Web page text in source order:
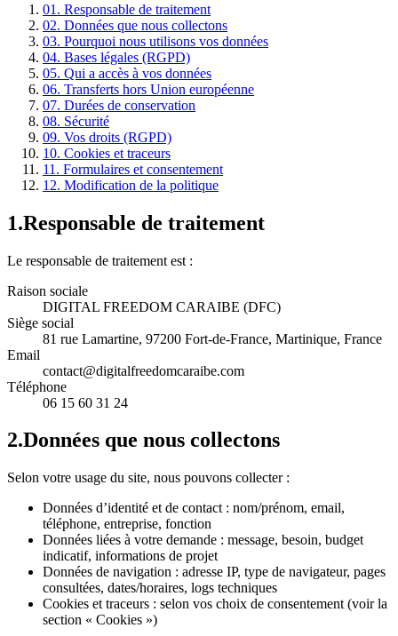
01 . Responsable de traitement
02. Données que nous collectons
03. Pourquoi nous utilisons vos données
04. Bases légales (RGPD)
05. Qui a accès à vos données
06. Transferts hors Union européenne
07. Durées de conservation
08. Sécurité
09. Vos droits (RGPD)
10. Cookies et traceurs
11 . Formulaires et consentement
12. Modification de la politique
1.Responsable de traitement
Le responsable de traitement est :
Raison sociale
DIGITAL FREEDOM CARAIBE (DFC)
Siège social
81 rue Lamartine, 97200 Fort-de-France, Martinique, France
Email
contact@digitalfreedomcaraibe.com
Téléphone
06 15 60 31 24
2.Données que nous collectons
Selon votre usage du site, nous pouvons collecter :
Données d’identité et de contact : nom/prénom, email,
téléphone, entreprise, fonction
Données liées à votre demande : message, besoin, budget
indicatif, informations de projet
Données de navigation : adresse IP, type de navigateur, pages
consultées, dates/horaires, logs techniques
Cookies et traceurs : selon vos choix de consentement (voir la
section « Cookies »)